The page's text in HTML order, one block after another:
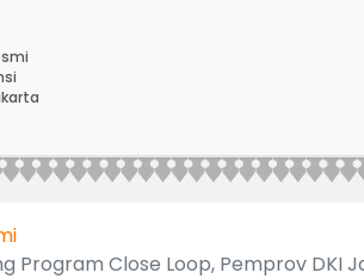
Program Close Loop, Pemprov DKI